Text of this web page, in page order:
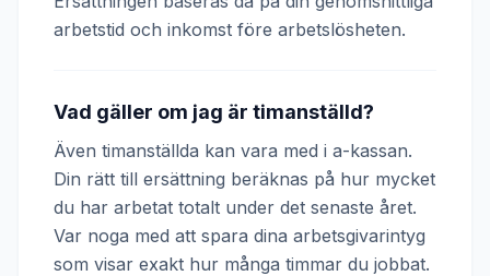
arbetstid och inkomst före arbetslösheten.
Vad gäller om jag är timanställd?
Även timanställda kan vara med i a-kassan.
Din rätt till ersättning beräknas på hur mycket
du har arbetat totalt under det senaste året.
Var noga med att spara dina arbetsgivarintyg
som visar exakt hur många timmar du jobbat.